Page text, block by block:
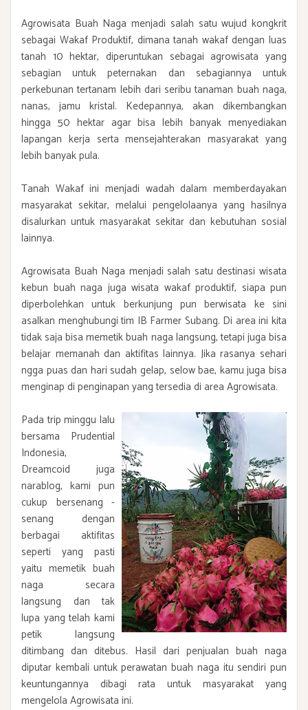
Agrowisata Buah Naga menjadi salah satu wujud kongkrit
sebagai Wakaf Produktif, dimana tanah wakaf dengan luas
tanah 10 hektar, diperuntukan sebagai agrowisata yang
sebagian untuk peternakan dan sebagiannya untuk
perkebunan tertanam lebih dari seribu tanaman buah naga,
nanas, jamu kristal. Kedepannya, akan dikembangkan
hingga 50 hektar agar bisa lebih banyak menyediakan
lapangan kerja serta mensejahterakan masyarakat yang
lebih banyak pula.
Tanah Wakaf ini menjadi wadah dalam memberdayakan
masyarakat sekitar, melalui pengelolaanya yang hasilnya
disalurkan untuk masyarakat sekitar dan kebutuhan sosial
lainnya.
Agrowisata Buah Naga menjadi salah satu destinasi wisata
kebun buah naga juga wisata wakaf produktif, siapa pun
diperbolehkan untuk berkunjung pun berwisata ke sini
asalkan menghubungi tim IB Farmer Subang. Di area ini kita
tidak saja bisa memetik buah naga langsung, tetapi juga bisa
belajar memanah dan aktifitas lainnya. Jika rasanya sehari
ngga puas dan hari sudah gelap, selow bae, kamu juga bisa
menginap di penginapan yang tersedia di area Agrowisata.
Pada trip minggu lalu
bersama Prudential
Indonesia,
Dreamcoid juga
narablog, kami pun
cukup bersenang -
senang dengan
berbagai aktifitas
seperti yang pasti
yaitu memetik buah
naga secara
langsung dan tak
lupa yang telah kami
petik langsung
ditimbang dan ditebus. Hasil dari penjualan buah naga
diputar kembali untuk perawatan buah naga itu sendiri pun
keuntungannya dibagi rata untuk masyarakat yang
mengelola Agrowisata ini.